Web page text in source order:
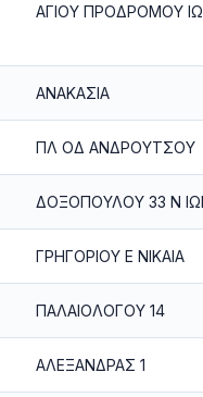
ΑΓΙΟΥ ΠΡΟΔΡΟΜΟΥ
ΑΝΑΚΑΣΙΑ
ΠΛ ΟΔ ΑΝΔΡΟΥΤΣΟΥ
ΔΟΞΟΠΟΥΛΟΥ 33 Ν
ΓΡΗΓΟΡΙΟΥ Ε ΝΙΚΑΙΑ
ΠΑΛΑΙΟΛΟΓΟΥ 14
ΑΛΕΞΑΝΔΡΑΣ 1